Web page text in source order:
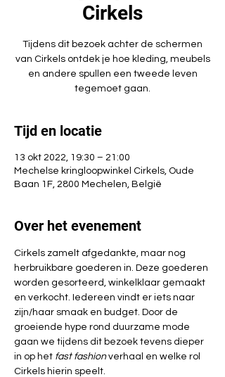
Cirkels
Tijdens dit bezoek achter de schermen
van Cirkels ontdek je hoe kleding, meubels
en andere spullen een tweede leven
tegemoet gaan.
Tijd en locatie
13 okt 2022, 19:30 – 21:00
Mechelse kringloopwinkel Cirkels, Oude
Baan 1F, 2800 Mechelen, België
Over het evenement
Cirkels zamelt afgedankte, maar nog
herbruikbare goederen in. Deze goederen
worden gesorteerd, winkelklaar gemaakt
en verkocht. Iedereen vindt er iets naar
zijn/haar smaak en budget. Door de
groeiende hype rond duurzame mode
gaan we tijdens dit bezoek tevens dieper
in op het fast fashion verhaal en welke rol
Cirkels hierin speelt.